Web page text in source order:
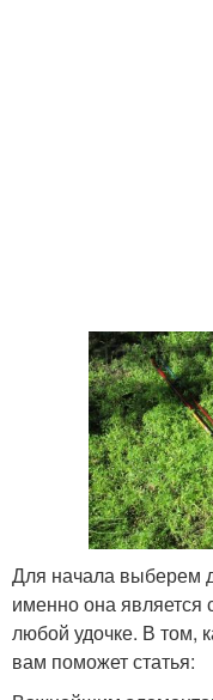
Для начала выберем
именно она
любой удочке. В том,
вам поможет статья: